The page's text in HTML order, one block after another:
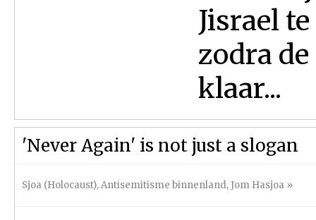
Jisrael
zodra
klaar...
'Never Again' is not just a slogan
Sjoa (Holocaust),Antisemitisme binnenland, Jom Hasjoa »